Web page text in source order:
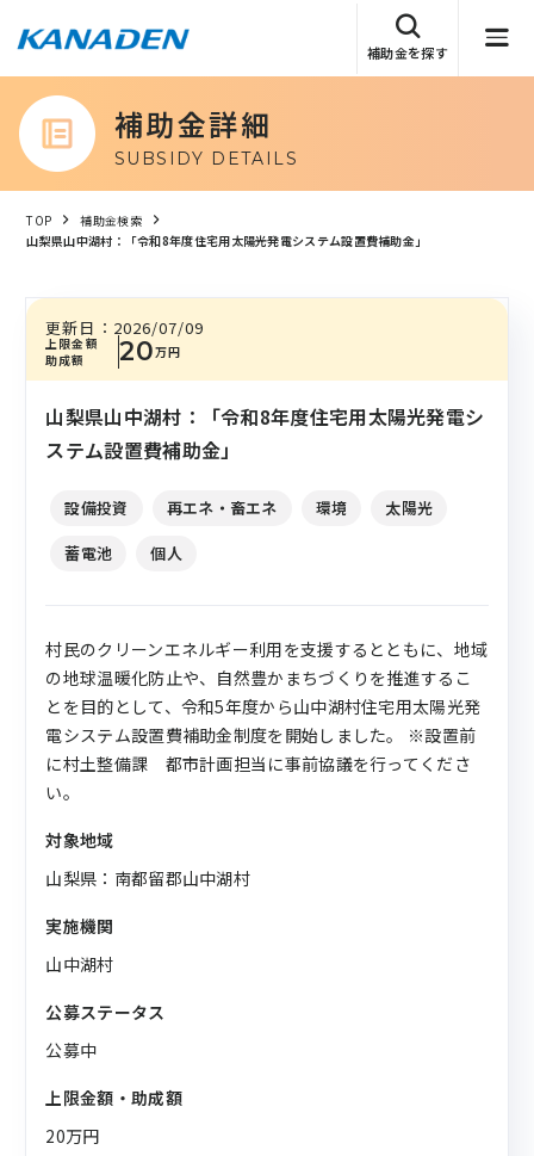
補助金を探す
補助金詳細
SUBSIDY DETAILS
TOP
補助金検索
山梨県山中湖村：「令和8年度住宅用太陽光発電システム設置費補助金」
上限金額
助成額
20万円
更新日： 2026/07/09
山梨県山中湖村：「令和8年度住宅用太陽光発電シ
ステム設置費補助金」
設備投資 再エネ・畜エネ 環境
太陽光
蓄電池
個人
村民のクリーンエネルギー利用を支援するとともに、地域
の地球温暖化防止や、自然豊かまちづくりを推進するこ
とを目的として、令和5年度から山中湖村住宅用太陽光発
電システム設置費補助金制度を開始しました。 ※設置前
に村土整備課 都市計画担当に事前協議を行ってくださ
い。
対象地域
山梨県：南都留郡山中湖村
実施機関
山中湖村
公募ステータス
公募中
上限金額・助成額
20万円